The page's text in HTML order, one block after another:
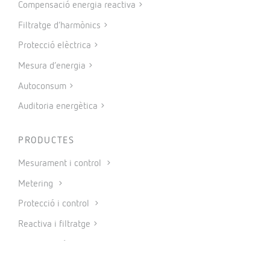
Compensació energia reactiva
Filtratge d’harmònics
Protecció elèctrica
Mesura d’energia
Autoconsum
Auditoria energètica
PRODUCTES
Mesurament i control
Metering
Protecció i control
Reactiva i filtratge